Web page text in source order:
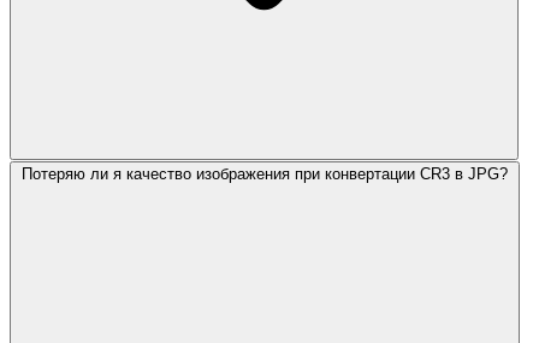
Потеряю ли я качество изображения при конвертации CR3 в JPG?